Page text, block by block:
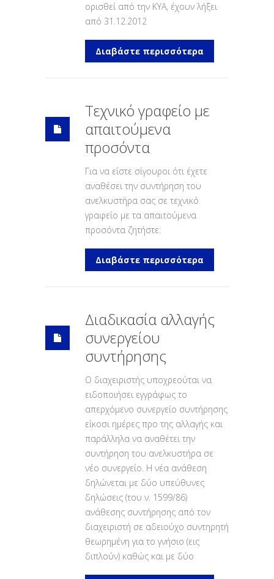
ορισθεί από την ΚΥΑ, έχουν λήξει
από 31.12.2012
Διαβάστε περισσότερα
Τεχνικό γραφείο με
απαιτούμενα
προσόντα
Για να είστε σίγουροι ότι έχετε
αναθέσει την συντήρηση του
ανελκυστήρα σας σε τεχνικό
γραφείο με τα απαιτούμενα
προσόντα ζητήστε:
Διαβάστε περισσότερα
Διαδικασία αλλαγής
συνεργείου
συντήρησης
O διαχειριστής υποχρεούται να
ειδοποιήσει εγγράφως το
απερχόμενο συνεργείο συντήρησης
είκοσι ημέρες προ της αλλαγής και
παράλληλα να αναθέτει την
συντήρηση του ανελκυστήρα σε
νέο συνεργείο. Η νέα ανάθεση
δηλώνεται με δύο υπεύθυνες
δηλώσεις (του ν. 1599/86)
ανάθεσης συντήρησης από τον
διαχειριστή σε αδειούχο συντηρητή
θεωρημένη για το γνήσιο (εις
διπλούν) καθώς και με δύο